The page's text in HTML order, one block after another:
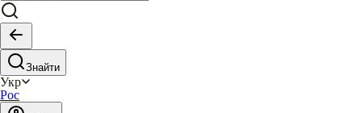
Знайти
Укр
Рос